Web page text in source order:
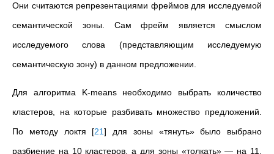
Они считаются репрезентациями фреймов для исследуемой
семантической зоны. Сам фрейм является смыслом
исследуемого слова (представляющим исследуемую
семантическую зону) в данном предложении.
Для алгоритма K-means необходимо выбрать количество
кластеров, на которые разбивать множество предложений.
По методу локтя [21] для зоны «тянуть» было выбрано
разбиение на 10 кластеров, а для зоны «толкать»— на 11.